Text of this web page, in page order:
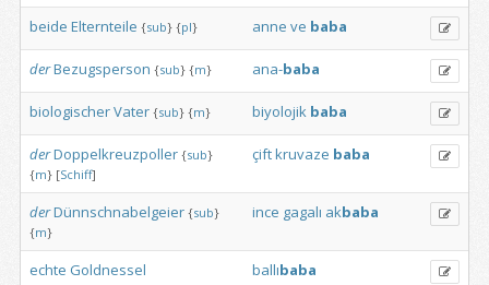
beide Elternteile {sub} {pl} anne ve baba
derBezugsperson {sub} {m} ana-baba
biologischerVater {sub} {m} biyolojik baba
derDoppelkreuzpoller {sub}
{m} [Schiff]
çiftkruvaze baba
derDünnschnabelgeier {sub}
{m}
ince gagalı akbaba
echte Goldnessel ballıbaba